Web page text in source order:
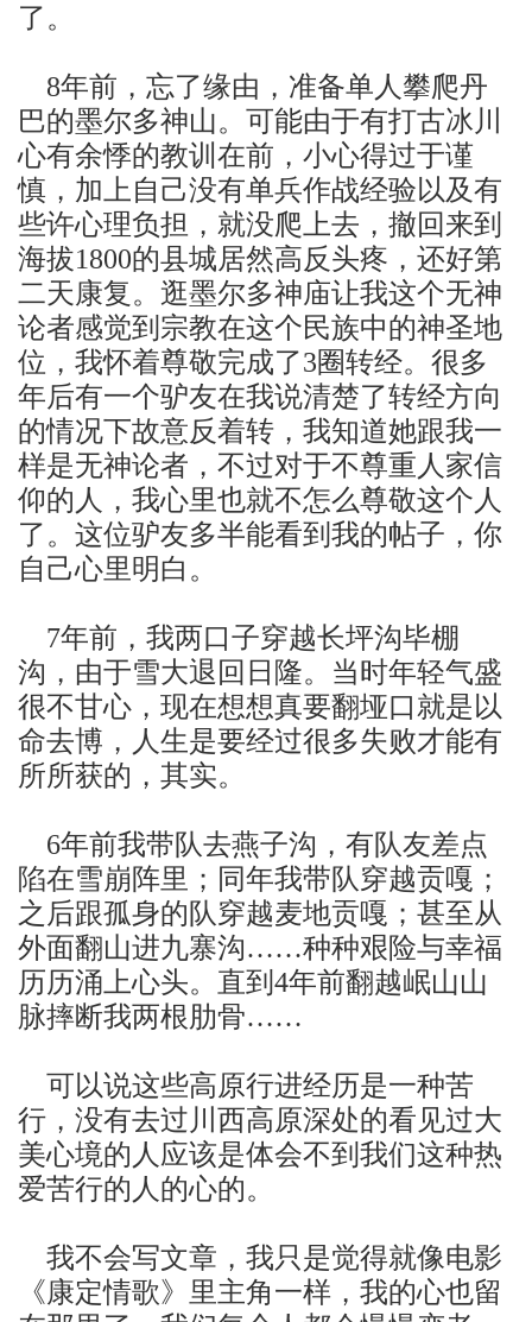
了。
8年前，忘了缘由，准备单人攀爬丹
巴的墨尔多神山。可能由于有打古冰川
心有余悸的教训在前，小心得过于谨
慎，加上自己没有单兵作战经验以及有
些许心理负担，就没爬上去，撤回来到
海拔1800的县城居然高反头疼，还好第
二天康复。逛墨尔多神庙让我这个无神
论者感觉到宗教在这个民族中的神圣地
位，我怀着尊敬完成了3圈转经。很多
年后有一个驴友在我说清楚了转经方向
的情况下故意反着转，我知道她跟我一
样是无神论者，不过对于不尊重人家信
仰的人，我心里也就不怎么尊敬这个人
了。这位驴友多半能看到我的帖子，你
自己心里明白。
7年前，我两口子穿越长坪沟毕棚
沟，由于雪大退回日隆。当时年轻气盛
很不甘心，现在想想真要翻垭口就是以
命去博，人生是要经过很多失败才能有
所所获的，其实。
6年前我带队去燕子沟，有队友差点
陷在雪崩阵里；同年我带队穿越贡嘎；
之后跟孤身的队穿越麦地贡嘎；甚至从
外面翻山进九寨沟……种种艰险与幸福
历历涌上心头。直到 4年前翻越岷山山
脉摔断我两根肋骨……
可以说这些高原行进经历是一种苦
行，没有去过川西高原深处的看见过大
美心境的人应该是体会不到我们这种热
爱苦行的人的心的。
我不会写文章，我只是觉得就像电影
《康定情歌》里主角一样，我的心也留